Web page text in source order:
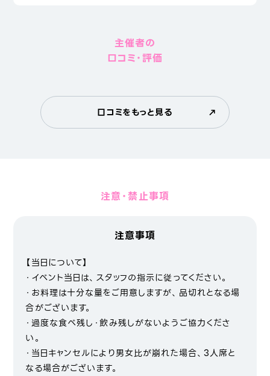
主催者の
口コミ・評価
口コミをもっと見る
注意・禁止事項
注意事項
【当日について】
・イベント当日は、スタッフの指示に従ってください。
・お料理は十分な量をご用意しますが、品切れとなる場
合がございます。
・過度な食べ残し・飲み残しがないようご協力くださ
い。
・当日キャンセルにより男女比が崩れた場合、3人席と
なる場合がございます。